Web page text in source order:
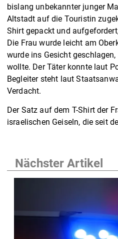
bislang unbekannter junger
Altstadt auf die Touristin
Shirt gepackt und
Die Frau wurde leicht am
wurde ins Gesicht
wollte. Der Täter konnte laut
Begleiter steht laut
Verdacht.
Der Satz auf dem T-Shirt der
israelischen Geiseln, die seit
Nächster Artikel